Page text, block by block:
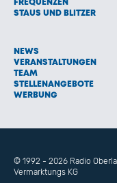
FREQUENZEN
STAUS UND BLITZER
NEWS
VERANSTALTUNGEN
TEAM
STELLENANGEBOTE
WERBUNG
© 1992 - 2026 Radio
Vermarktungs KG